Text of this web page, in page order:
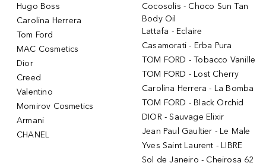
Hugo Boss
Carolina Herrera
Tom Ford
MAC Cosmetics
Dior
Creed
Valentino
Momirov Cosmetics
Armani
CHANEL
Cocosolis - Choco Sun Tan
Body Oil
Lattafa - Eclaire
Casamorati - Erba Pura
TOM FORD - Tobacco Vanille
TOM FORD - Lost Cherry
Carolina Herrera - La Bomba
TOM FORD - Black Orchid
DIOR - Sauvage Elixir
Jean Paul Gaultier - Le Male
Yves Saint Laurent - LIBRE
Sol de Janeiro - Cheirosa 62